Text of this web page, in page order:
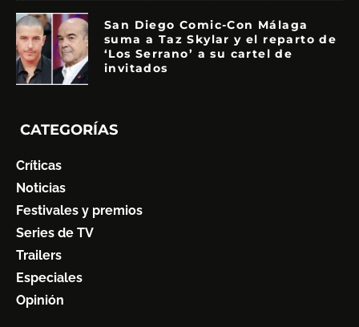
San Diego Comic-Con Málaga
suma a Taz Skylar y el reparto de
‘Los Serrano’ a su cartel de
invitados
CATEGORÍAS
Críticas
Noticias
Festivales y premios
Series de TV
Trailers
Especiales
Opinión